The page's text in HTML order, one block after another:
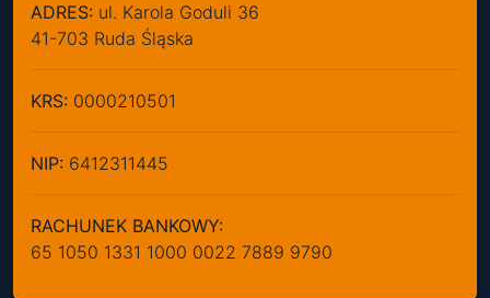
ADRES: ul. Karola Goduli 36
41-703 Ruda Śląska
KRS: 0000210501
NIP: 6412311445
RACHUNEK BANKOWY:
65 1050 1331 1000 0022 7889 9790